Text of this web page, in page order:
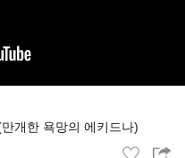
개한 욕망의 에키드나)